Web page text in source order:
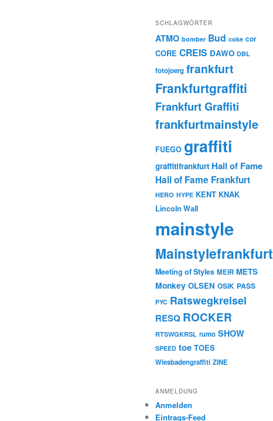
SCHLAGWÖRTER
ATMO bomber Bud coke cor
CORE CREIS DAWO DBL
fotojoerg frankfurt
Frankfurtgraffiti
Frankfurt Graffiti
frankfurtmainstyle
FUEGO graffiti
graffitifrankfurt Hall of Fame
Hall of Fame Frankfurt
HERO HYPE KENT KNAK
Lincoln Wall
mainstyle
Mainstylefrankfurt
Meeting of Styles MEIR METS
Monkey OLSEN OSIK PASS
PYC Ratswegkreisel
RESQ ROCKER
RTSWGKRSL rumo SHOW
SPEED toe TOES
Wiesbadengraffiti ZINE
ANMELDUNG
Anmelden
Eintrags-Feed